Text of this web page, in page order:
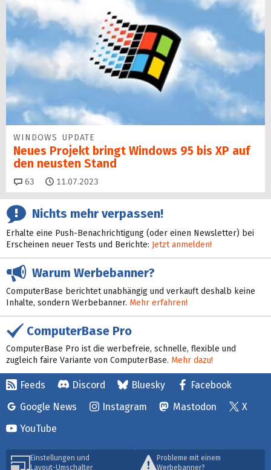
WINDOWS UPDATE
Neues Projekt bringt Windows 95 bis XP auf
den neusten Stand
63 Kommentare
11.07.2023
Nichts mehr verpassen!
Erhalte eine Push-Benachrichtigung (oder einen Newsletter) bei
Erscheinen neuer Tests und Berichte: Jetzt anmelden!
Warum Werbebanner?
ComputerBase berichtet unabhängig und verkauft deshalb keine
Inhalte, sondern Werbebanner. Mehr erfahren!
ComputerBase Pro
ComputerBase Pro ist die werbefreie, schnelle, flexible und
zugleich faire Variante von ComputerBase. Mehr dazu!
Feeds Discord Bluesky
Facebook
Google News
Instagram Mastodon
X
YouTube
Einstellungen und
Layout-Umschalter
Probleme mit einem
Werbebanner?